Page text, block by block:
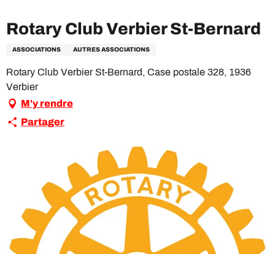
Rotary Club Verbier St-Bernard
ASSOCIATIONS AUTRES ASSOCIATIONS
Rotary Club Verbier St-Bernard, Case postale 328, 1936
Verbier
M'y rendre
Partager